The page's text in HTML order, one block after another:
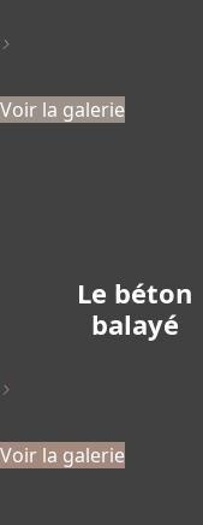
>
Voir la galerie
Le béton
balayé
>
Voir la galerie